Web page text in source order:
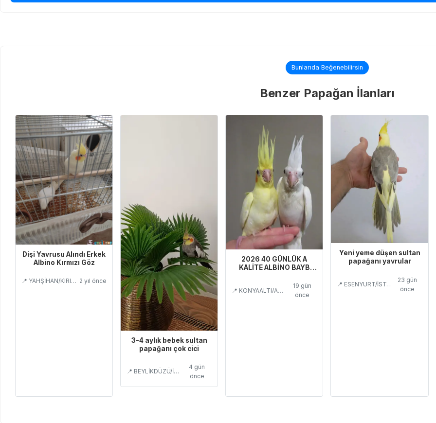
Bunlarıda Beğenebilirsin
Benzer Papağan İlanları
Dişi Yavrusu Alındı Erkek
Albino Kırmızı Göz
📍 YAHŞİHAN/KIRIKKALE 2 yıl önce
3-4 aylık bebek sultan
papağanı çok cici
📍 BEYLİKDÜZÜ/İSTANBUL
4 gün
önce
2026 40 GÜNLÜK A
KALİTE ALBİNO BAYB
📍 KONYAALTI/ANTALYA
19 gün
önce
Yeni yeme düşen sultan
papağanı yavrular
📍 ESENYURT/İSTANBUL
23 gün
önce